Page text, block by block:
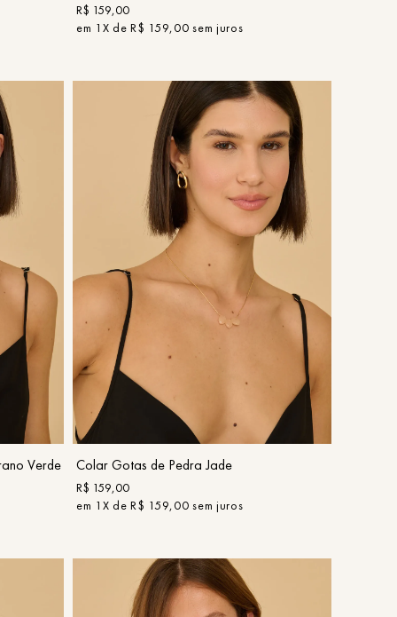
R$ 159,00
em 1 X deR$ 159,00 sem juros
Verde
COMPRAR
Colar Gotas de Pedra Jade
R$ 159,00
em 1 X deR$ 159,00 sem juros